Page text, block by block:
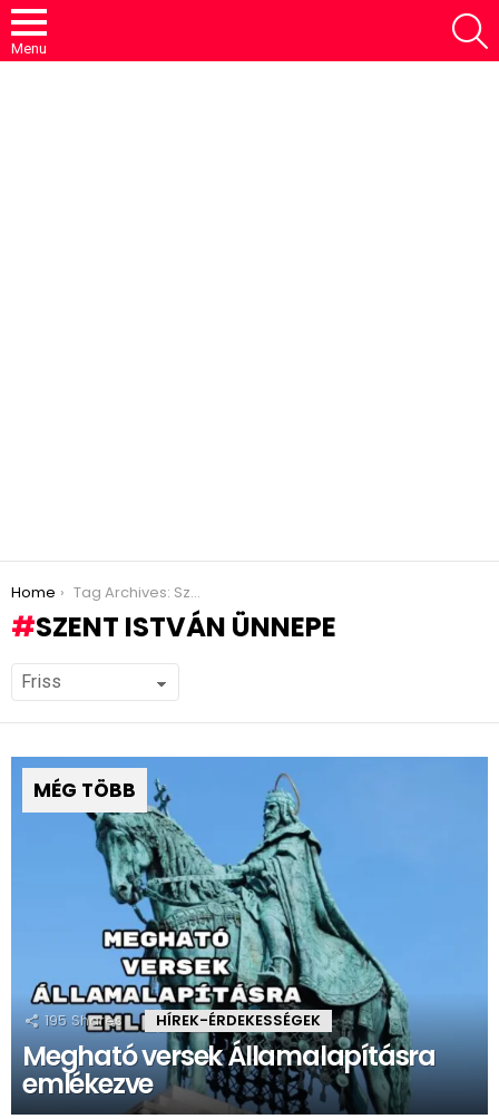
Menu
You are here:
Home Tag Archives: Szent István ünnepe
SZENT ISTVÁN ÜNNEPE
MÉG TÖBB
195 Shares HÍREK-ÉRDEKESSÉGEK
Megható versek Államalapításra
emlékezve